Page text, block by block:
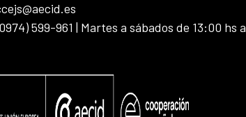
599-961 | Martes a sábados de 13:00 hs a